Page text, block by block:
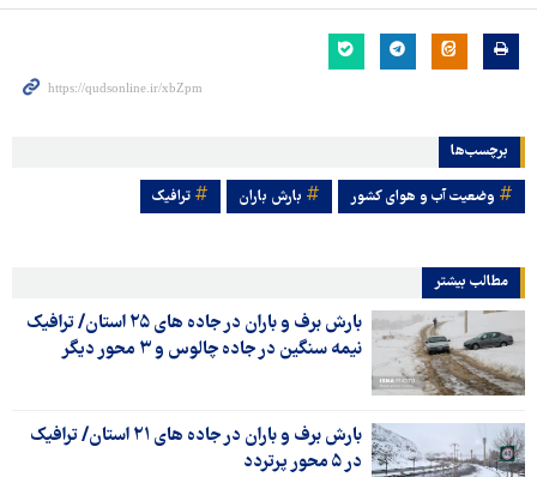
برچسب‌ها
وضعیت آب و هوای کشور بارش باران ترافیک
مطالب بیشتر
بارش برف و باران در جاده های ۲۵ استان/ ترافیک
نیمه سنگین در جاده چالوس و ۳ محور دیگر
بارش برف و باران در جاده های ۲۱ استان/ ترافیک
در ۵ محور پرتردد